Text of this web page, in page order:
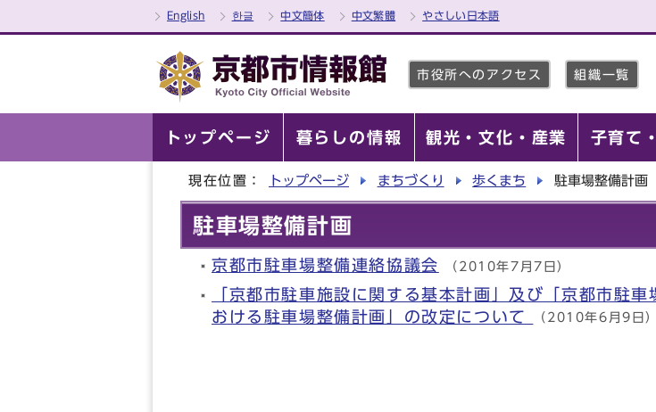
English 한글 中文簡体 中文繁體 やさしい日本語
市役所へのアクセス 組織一覧
トップページ 暮らしの情報 観光・文化・産業 子育て
現在位置： トップページ まちづくり 歩くまち 駐車場整備計画
駐車場整備計画
京都市駐車場整備連絡協議会 （2010年7月7日）
「京都市駐車施設に関する基本計画」及び「京都市駐車
おける駐車場整備計画」の改定について （2010年6月9日）